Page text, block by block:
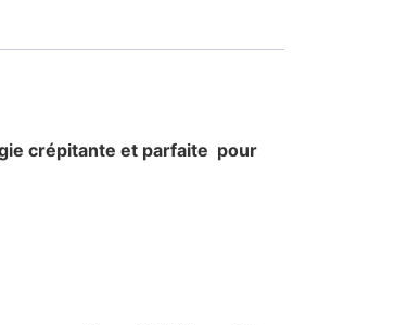
crépitante et parfaite pour